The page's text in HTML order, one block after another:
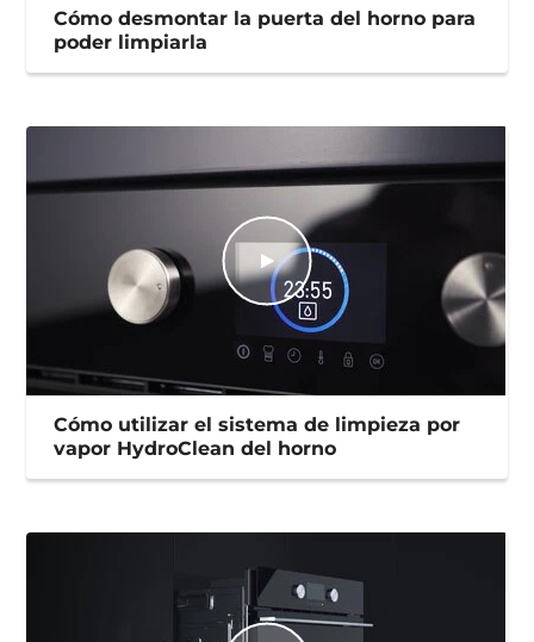
Cómo desmontar la puerta del horno para
poder limpiarla
Cómo utilizar el sistema de limpieza por
vapor HydroClean del horno